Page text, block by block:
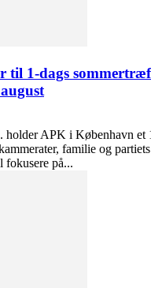
til 1-dags
holder APK i København et
familie og
fokusere på...